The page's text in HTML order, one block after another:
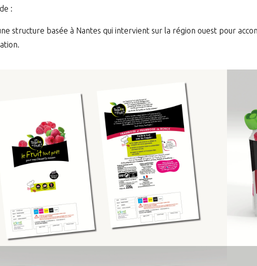
:
structure basée à Nantes qui intervient sur la région ouest pour